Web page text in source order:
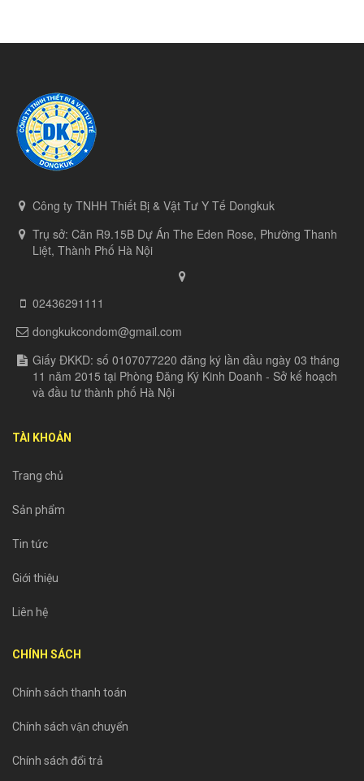
Công ty TNHH Thiết Bị & Vật Tư Y Tế Dongkuk
Trụ sở: Căn R9.15B Dự Án The Eden Rose, Phường Thanh
Liệt, Thành Phố Hà Nội
02436291111
dongkukcondom@gmail.com
Giấy ĐKKD: số 0107077220 đăng ký lần đầu ngày 03 tháng
11 năm 2015 tại Phòng Đăng Ký Kinh Doanh - Sở kế hoạch
và đầu tư thành phố Hà Nội
TÀI KHOẢN
Trang chủ
Sản phẩm
Tin tức
Giới thiệu
Liên hệ
CHÍNH SÁCH
Chính sách thanh toán
Chính sách vận chuyển
Chính sách đổi trả